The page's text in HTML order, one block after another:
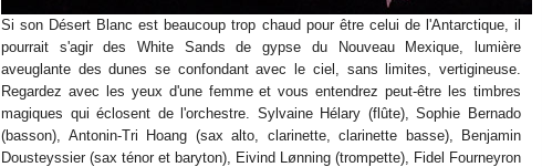
Si son Désert Blanc est beaucoup trop chaud pour être celui de l'Antarctique, il
pourrait s'agir des White Sands de gypse du Nouveau Mexique, lumière
aveuglante des dunes se confondant avec le ciel, sans limites, vertigineuse.
Regardez avec les yeux d'une femme et vous entendrez peut-être les timbres
magiques qui éclosent de l'orchestre. Sylvaine Hélary (flûte), Sophie Bernado
(basson), Antonin-Tri Hoang (sax alto, clarinette, clarinette basse), Benjamin
Dousteyssier (sax ténor et baryton), Eivind Lønning (trompette), Fidel Fourneyron